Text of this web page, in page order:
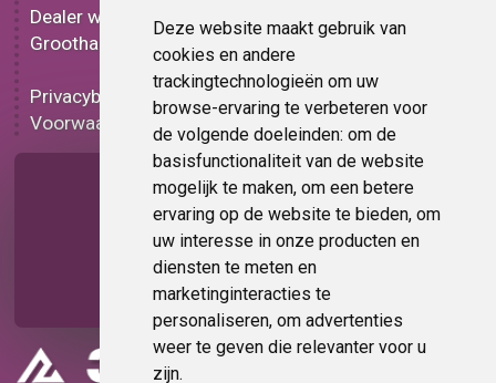
Deze website maakt gebruik van
cookies en andere
trackingtechnologieën om uw
browse-ervaring te verbeteren voor
de volgende doeleinden: om de
basisfunctionaliteit van de website
mogelijk te maken, om een betere
ervaring op de website te bieden, om
uw interesse in onze producten en
diensten te meten en
marketinginteracties te
personaliseren, om advertenties
weer te geven die relevanter voor u
zijn.
Dealer worden
Groothandel
Privacybeleid
Voorwaarden
Carbon keukenfolie
Lampen folie
Functionele folie
Keukenfolie korting
Op bestelling
Pagina delen